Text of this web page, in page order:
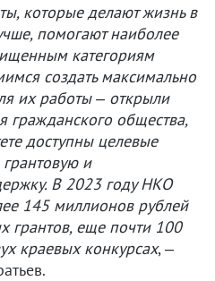
которые делают жизнь в
помогают наиболее
категориям
создать максимально
их работы – открыли
гражданского общества,
доступны целевые
и
В 2023 году НКО
145 миллионов рублей
грантов, еще почти 100
краевых конкурсах, –